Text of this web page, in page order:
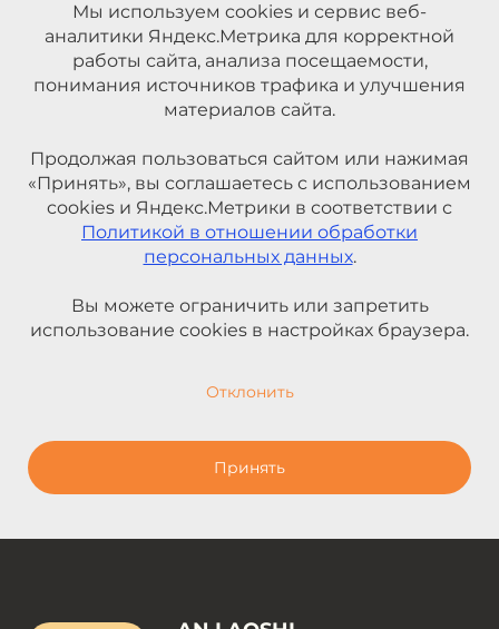
Мы используем cookies и сервис веб-
аналитики Яндекс.Метрика для корректной
работы сайта, анализа посещаемости,
понимания источников трафика и улучшения
материалов сайта.
Продолжая пользоваться сайтом или нажимая
«Принять», вы соглашаетесь с использованием
cookies и Яндекс.Метрики в соответствии с
Политикой в отношении обработки
персональных данных.
Вы можете ограничить или запретить
использование cookies в настройках браузера.
Отклонить
Принять